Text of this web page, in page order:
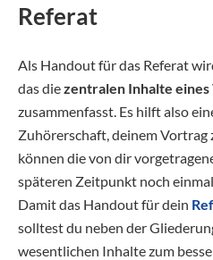
Referat
Als Handout für das Referat
das diezentralen Inhalte
zusammenfasst. Es hilft also
Zuhörerschaft, deinem Vortrag
können die von dir
späteren Zeitpunkt noch
Damit das Handout für dein
solltest du neben der
wesentlichen Inhalte zum